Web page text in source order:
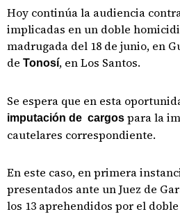
Hoy continúa la audiencia
implicadas en un doble
madrugada del 18 de junio, en
de Tonosí, en Los Santos.
Se espera que en esta
imputación de cargos para la
cautelares correspondiente.
En este caso, en primera
presentados ante un Juez de
los 13 aprehendidos por el